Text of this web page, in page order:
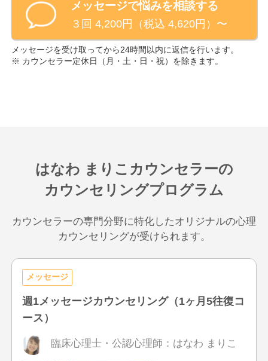
メッセージで悩みを相談する
３回 4,200円（税込 4,620円）〜
メッセージを受け取ってから24時間以内に返信を行います。
※ カウンセラー定休日（ 月・土・日・祝）を除きます。
はなわ まりこ カウンセラーの
カウンセリングプログラム
カウンセラーの専門分野に特化したオリジナルの心理
カウンセリングが受けられます。
メッセージ
週1メッセージカウンセリング（1ヶ月5往復コ
ース）
臨床心理士・公認心理師 ： はなわ まりこ